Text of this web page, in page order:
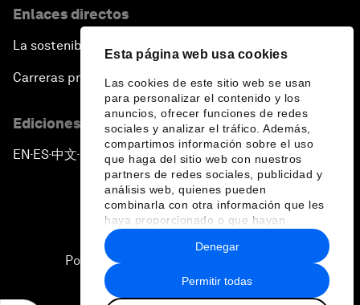
Esta página web usa cookies
Las cookies de este sitio web se usan
para personalizar el contenido y los
anuncios, ofrecer funciones de redes
sociales y analizar el tráfico. Además,
compartimos información sobre el uso
que haga del sitio web con nuestros
partners de redes sociales, publicidad y
análisis web, quienes pueden
combinarla con otra información que les
haya proporcionado o que hayan
recopilado a partir del uso que haya
hecho de sus servicios.
Permitir todas
Denegar
Enlaces directos
La sostenibilidad en el Foro
Carreras profesionales
Ediciones en otros idiomas
EN ▪ES▪中文▪ 日本語
Política de privacidad y normas de uso
Sitemap